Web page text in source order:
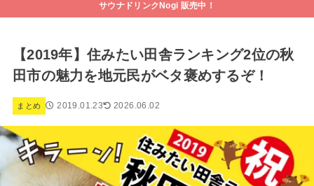
サウナドリンクNogi 販売中！
【2019年】住みたい田舎ランキング2位の秋
田市の魅力を地元民がベタ褒めするぞ！
まとめ 2019.01.23 2026.06.02